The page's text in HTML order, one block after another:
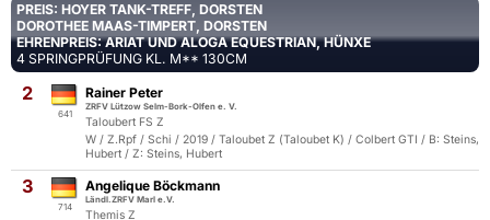
PREIS: HOYER TANK-TREFF, DORSTEN
DOROTHEE MAAS-TIMPERT, DORSTEN
EHRENPREIS: ARIAT UND ALOGA EQUESTRIAN, HÜNXE
4 SPRINGPRÜFUNG KL. M** 130CM
2
641
Rainer Peter
ZRFV Lützow Selm-Bork-Olfen e. V.
Taloubert FS Z
W / Z.Rpf / Schi / 2019 / Taloubet Z (Taloubet K) / Colbert GTI / B: Steins,
Hubert / Z: Steins, Hubert
3
714
Angelique Böckmann
Ländl.ZRFV Marl e.V.
Themis Z